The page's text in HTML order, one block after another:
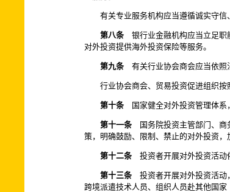
有关专业服务机构应当遵循诚实守
第八条 银行业金融机构应当立足职
对外投资提供海外投资保险等服务。
第九条 有关行业协会商会应当依照
行业协会商会、贸易投资促进组织
第十条 国家健全对外投资管理体系
第十一条 国务院投资主管部门、商
策，明确鼓励、限制、禁止的对外投资，
第十二条 投资者开展对外投资活动
第十三条 投资者开展对外投资活动
跨境派遣技术人员、组织人员赴其他国